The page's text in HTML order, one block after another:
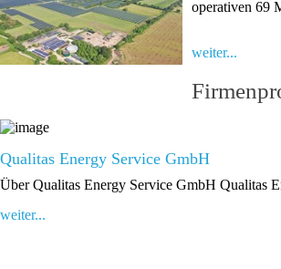
operativen 69
weiter...
Qualitas Energy Service GmbH
Über Qualitas Energy Service GmbH Qualitas
weiter...